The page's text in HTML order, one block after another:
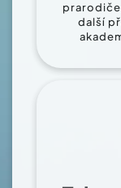
další